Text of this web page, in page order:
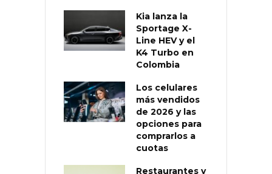
Kia lanza la
Sportage X-
Line HEV y el
K4 Turbo en
Colombia
Los celulares
más vendidos
de 2026 y las
opciones para
comprarlos a
cuotas
Restaurantes y